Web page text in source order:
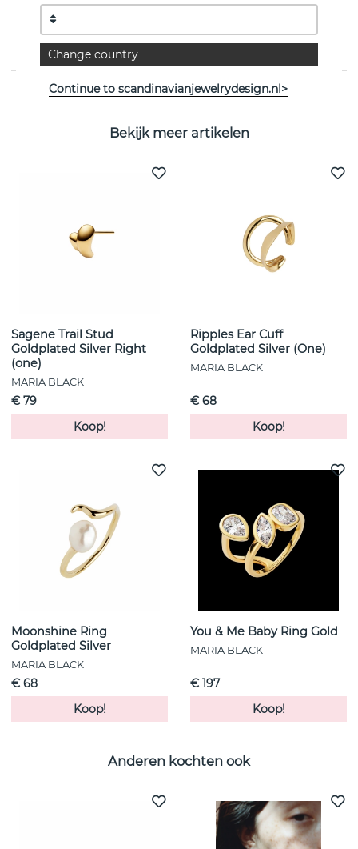
MAATTABEL
Bekijk meer artikelen
Sagene Trail Stud
Goldplated Silver Right
(one)
MARIA BLACK
€ 79
Koop!
Ripples Ear Cuff
Goldplated Silver (One)
MARIA BLACK
€ 68
Koop!
Moonshine Ring
Goldplated Silver
MARIA BLACK
€ 68
Koop!
You & Me Baby Ring Gold
MARIA BLACK
€ 197
Koop!
Anderen kochten ook
Change country
Continue to scandinavianjewelrydesign.nl>